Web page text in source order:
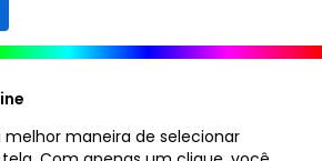
melhor maneira de selecionar